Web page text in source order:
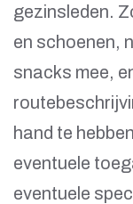
gezinsleden.
en schoenen,
snacks mee,
hand te
eventuele
eventuele